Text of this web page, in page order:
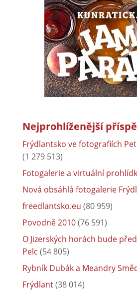
Nejprohlíženější
Frýdlantsko ve fotografiích
(1 279 513)
Fotogalerie a virtuální
Nová obsáhlá fotogalerie
freedlantsko.eu (80 959)
Povodně 2010(76 591)
O Jizerských horách bude
Pelc (54 805)
Rybník Dubák a Meandry
Frýdlant(38 014)